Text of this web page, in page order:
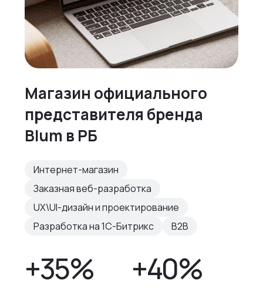
Магазин официального
представителя бренда
Blum в РБ
Интернет-магазин
Заказная веб-разработка
UX\UI-дизайн и проектирование
Разработка на 1С-Битрикс
B2B
+35% +40%